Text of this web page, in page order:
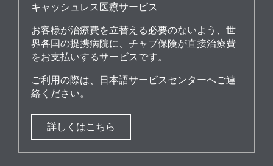
キャッシュレス医療サービス
お客様が治療費を立替える必要のないよう、世
界各国の提携病院に、チャブ保険が直接治療費
をお支払いするサービスです。
ご利用の際は、日本語サービスセンターへご連
絡ください。
詳しくはこちら